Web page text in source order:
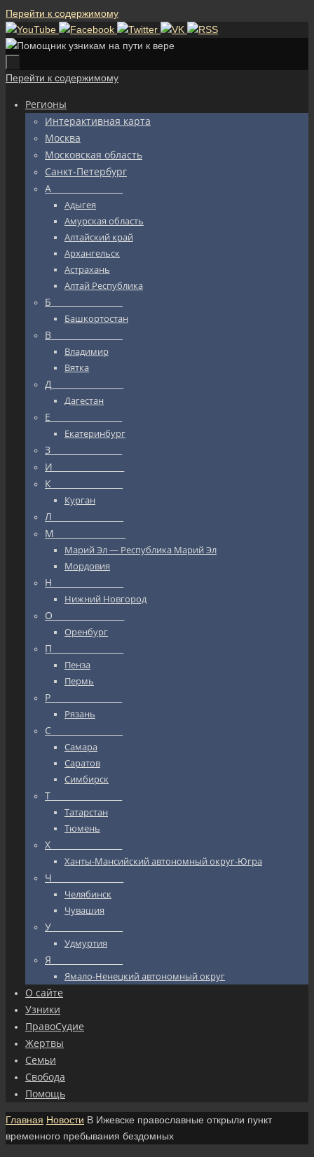
Перейти к содержимому
Перейти к содержимому
Регионы
Интерактивная карта
Москва
Московская область
Санкт-Петербург
А_________________
Адыгея
Амурская область
Алтайский край
Архангельск
Астрахань
Алтай Республика
Б_________________
Башкортостан
В_________________
Владимир
Вятка
Д_________________
Дагестан
Е_________________
Екатеринбург
З_________________
И_________________
К_________________
Курган
Л_________________
М_________________
Марий Эл — Республика Марий Эл
Мордовия
Н_________________
Нижний Новгород
О_________________
Оренбург
П_________________
Пенза
Пермь
Р_________________
Рязань
С_________________
Самара
Саратов
Симбирск
Т_________________
Татарстан
Тюмень
Х_________________
Ханты-Мансийский автономный округ-Югра
Ч_________________
Челябинск
Чувашия
У_________________
Удмуртия
Я_________________
Ямало-Ненецкий автономный округ
О сайте
Узники
ПравоСудие
Жертвы
Семьи
Свобода
Помощь
Главная Новости В Ижевске православные открыли пункт
временного пребывания бездомных